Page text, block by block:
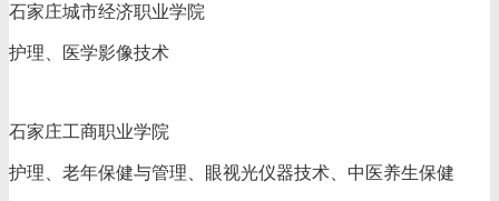
石家庄城市经济职业学院
护理、医学影像技术
石家庄工商职业学院
护理、老年保健与管理、眼视光仪器技术、中医养生保健